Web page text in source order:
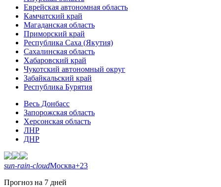
Еврейская автономная область
Камчатский край
Магаданская область
Приморский край
Республика Саха (Якутия)
Сахалинская область
Хабаровский край
Чукотский автономный округ
Забайкальский край
Республика Бурятия
Весь Донбасс
Запорожская область
Херсонская область
ЛНР
ДНР
sun-rain-cloudМосква+23
Прогноз на 7 дней